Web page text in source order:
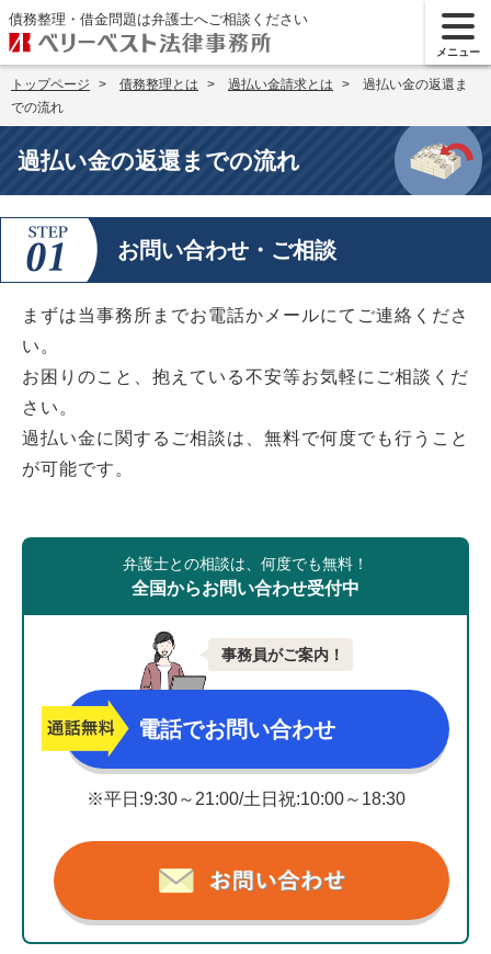
債務整理・借金問題は弁護士へご相談ください
メニュー
トップページ 債務整理とは 過払い金請求とは
過払い金の返還ま
での流れ
過払い金の返還までの流れ
お問い合わせ・ご相談
まずは当事務所までお電話かメールにてご連絡くださ
い。
お困りのこと、抱えている不安等お気軽にご相談くだ
さい。
過払い金に関するご相談は、無料で何度でも行うこと
が可能です。
弁護士との相談は、何度でも無料！
全国からお問い合わせ受付中
事務員がご案内！
電話でお問い合わせ
※平日:9:30～21:00/土日祝:10:00～18:30